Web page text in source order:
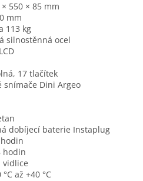
550 × 85 mm
mm
113 kg
silnostěnná ocel
17 tlačítek
snímače Dini Argeo
dobíjecí baterie Instaplug
hodin
vidlice
až +40 °C